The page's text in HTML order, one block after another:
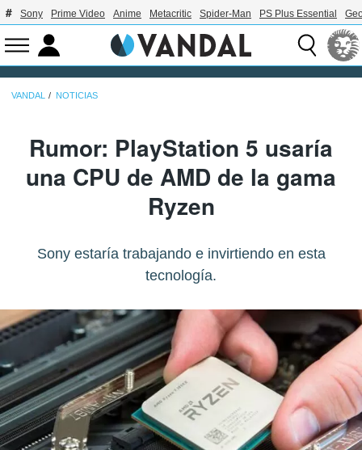
Sony Prime Video Anime Metacritic Spider-Man PS Plus Essential
VANDAL NOTICIAS
Rumor: PlayStation 5 usaría
una CPU de AMD de la gama
Ryzen
Sony estaría trabajando e invirtiendo en esta
tecnología.